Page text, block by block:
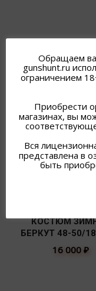
КОСТЮМ
БЕРКУТ 48-50/
16 000 ₽
Обращаем
gunshunt.ru
ограничением
Приобрести
магазинах, вы
Вся
представлена в
быть